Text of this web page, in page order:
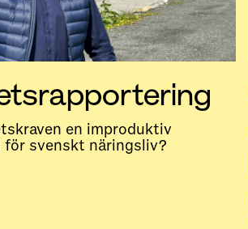
en improduktiv
svenskt näringsliv?